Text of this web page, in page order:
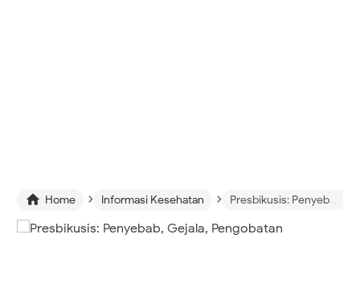
 Home › Informasi Kesehatan › Presbikusis: Penyebab, Gejala, Pengobatan